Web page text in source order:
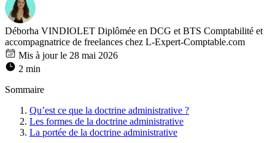
Déborha VINDIOLET Diplômée en DCG et BTS Comptabilité et
accompagnatrice de freelances chez L-Expert-Comptable.com
Mis à jour le 28 mai 2026
2 min
Sommaire
Qu’est ce que la doctrine administrative ?
Les formes de la doctrine administrative
La portée de la doctrine administrative